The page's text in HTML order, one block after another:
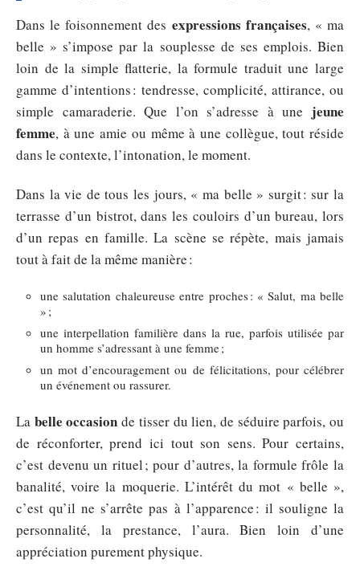
Dans le foisonnement des expressions françaises, « ma
belle » s’impose par la souplesse de ses emplois. Bien
loin de la simple flatterie, la formule traduit une large
gamme d’intentions : tendresse, complicité, attirance, ou
simple camaraderie. Que l’on s’adresse à une jeune
femme, à une amie ou même à une collègue, tout réside
dans le contexte, l’intonation, le moment.
Dans la vie de tous les jours, « ma belle » surgit : sur la
terrasse d’un bistrot, dans les couloirs d’un bureau, lors
d’un repas en famille. La scène se répète, mais jamais
tout à fait de la même manière :
une salutation chaleureuse entre proches : « Salut, ma belle
» ;
une interpellation familière dans la rue, parfois utilisée par
un homme s’adressant à une femme ;
un mot d’encouragement ou de félicitations, pour célébrer
un événement ou rassurer.
La belle occasion de tisser du lien, de séduire parfois, ou
de réconforter, prend ici tout son sens. Pour certains,
c’est devenu un rituel ; pour d’autres, la formule frôle la
banalité, voire la moquerie. L’intérêt du mot « belle »,
c’est qu’il ne s’arrête pas à l’apparence : il souligne la
personnalité, la prestance, l’aura. Bien loin d’une
appréciation purement physique.